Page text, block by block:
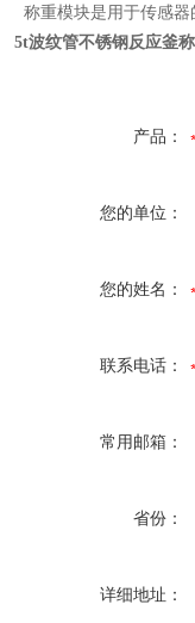
称重模块是用于传感
5t波纹管不锈钢反应釜
产品：
您的单位：
您的姓名：
联系电话：
常用邮箱：
省份：
详细地址：